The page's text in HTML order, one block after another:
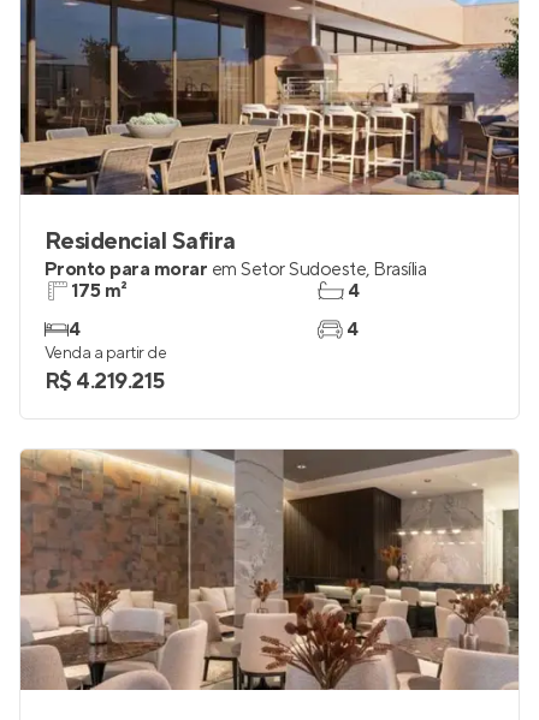
Residencial Safira
Pronto para morar em Setor Sudoeste, Brasília
175 m²
4
4
4
Venda a partir de
R$ 4.219.215